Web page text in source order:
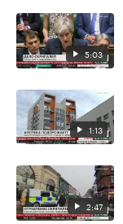
5:03
1:13
2:47